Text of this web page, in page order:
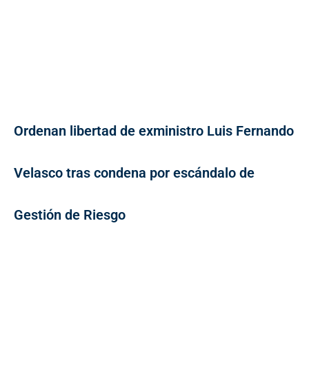
Ordenan libertad de exministro Luis Fernando
Velasco tras condena por escándalo de
Gestión de Riesgo